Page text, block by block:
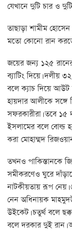
যেখানে দুটি চার ও
তাছাড়া শামীম
মতো কোনো রান করতে
জয়ের জন্য ১২৫
ব্যাটিং দিয়ে। দলীয়
বলে ক্যাচ দিয়ে আউট
হায়দার আলীকে সঙ্গে
সফরকারীরা। তবে
ইসলামের বলে বোল্ড
করা মোহাম্মদ
তখনও পাকিস্তানকে
সমীকরণেও ঘুরে
নাটকীয়তায় রূপ নেয়।
নেন অধিনায়ক
উইকেট। চতুর্থ বলে
বলে দরকার দুই রান।